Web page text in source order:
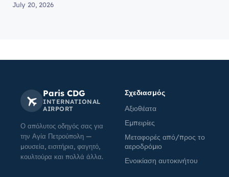
July 20, 2026
Paris CDG
INTERNATIONAL
AIRPORT
Ο απόλυτος οδηγός σας για
την Αγία Πετρούπολη —
μουσεία, εισιτήρια, φαγητό,
κουλτούρα και πολλά άλλα.
Σχεδιασμός
Αξιοθέατα
Εμπειρίες
Μεταφορές από/προς το
αεροδρόμιο
Ενοικίαση αυτοκινήτου